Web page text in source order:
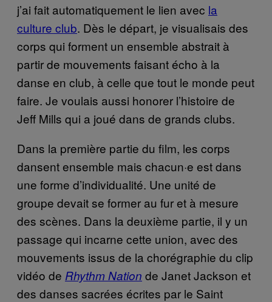
j’ai fait automatiquement le lien avec la
culture club. Dès le départ, je visualisais des
corps qui forment un ensemble abstrait à
partir de mouvements faisant écho à la
danse en club, à celle que tout le monde peut
faire. Je voulais aussi honorer l’histoire de
Jeff Mills qui a joué dans de grands clubs.
Dans la première partie du film, les corps
dansent ensemble mais chacun·e est dans
une forme d’individualité. Une unité de
groupe devait se former au fur et à mesure
des scènes. Dans la deuxième partie, il y un
passage qui incarne cette union, avec des
mouvements issus de la chorégraphie du clip
vidéo de Rhythm Nation de Janet Jackson et
des danses sacrées écrites par le Saint